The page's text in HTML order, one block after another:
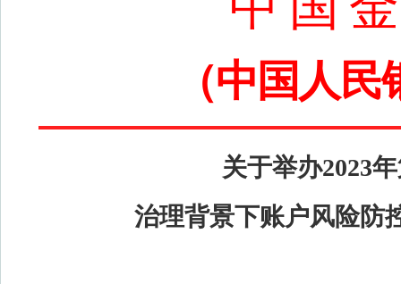
（中国人
关于举办2023
治理背景下账户风险防